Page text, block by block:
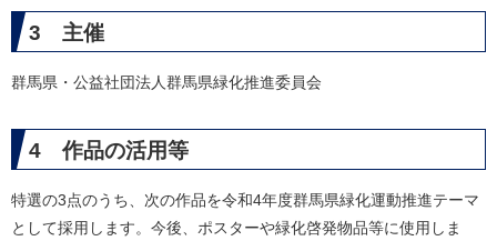
3 主催
群馬県・公益社団法人群馬県緑化推進委員会
4 作品の活用等
特選の3点のうち、次の作品を令和4年度群馬県緑化運動推進テーマ
として採用します。今後、ポスターや緑化啓発物品等に使用しま